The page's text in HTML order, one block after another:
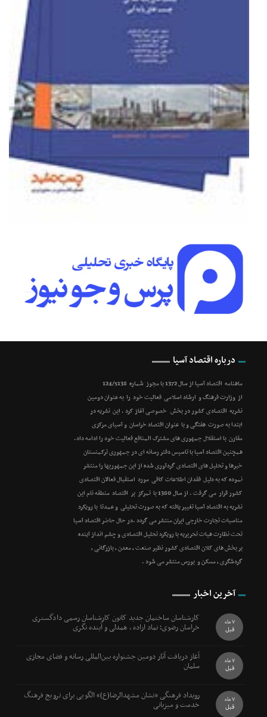
درباره اقتصاد آسیا
ماهنامه اقتصاد آسیا از سال 1372 با مجوز شماره 124/5138
از وزارت فرهنگ و ارشاد اسلامی فعالیت خود را به عنوان دومین
نشریه اقتصادی کشور در بخش خصوصی آغاز کرد . این نشریه در
ابتدا به صورت هفتگی و با عنوان اقتصاد خراسان و آسیای مرکزی
مقارن با استقلال جمهوری های مشترک المنافع فعالیت خود را ادامه داد.
همچنین اقتصاد آسیا با تاسیس دفتر رسانه ای در جمهوری ترکمنستان
خبرها و تحلیل های اقتصادی گردآوری شده از این جمهوریها را منتشر
نموده که به دلیل فقدان اطلاعات کافی مورد استقبال فعالان اقتصادی
کشور قرار می گرفت . از سال 1380 با تمرکز بر اقتصاد منطقه نام این
نشریه به اقتصاد آسیا تغییر یافته که به صورت تحلیلی و عمدتا با رویکرد
مناسبات تجارت خارجی ایران منتشر می گردد .در حال حاضر اقتصاد آسیا
تحت نظارت هیات تحریریه با رویکرد تحلیل اقتصادی و چشم انداز آینده
بر بخش های کلان اقتصادی کشور نظیر صنعت ، معدن ، بازرگانی ،
گردشگری ، مسکن و بورس منتشر می شود .
آخرین اخبار
کارشناسان ساختمان جدید کانون کارشناسان رسمی دادگستری
خراسان رضوی؛ نماد اراده ، همدلی و آینده نگری 7 ماه
قبل
آغاز دریافت آثار دومین جشنواره بین‌المللی رسانه و فضای مجازی
سلمان 7 ماه
قبل
رویداد فرهنگی «نشان مشهدالرضا(ع)» الگویی برای ترویج فرهنگ
خدمت و میزبانی 7 ماه
قبل